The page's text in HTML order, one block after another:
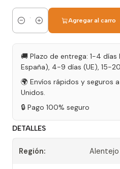
Cantidad
Agregar al carro
🚚 Plazo de entrega: 1-4
España), 4-9 días (UE), 15-
🌍 Envíos rápidos y seguros
Unidos.
🔒 Pago 100% seguro
DETALLES
Región: Alentejo